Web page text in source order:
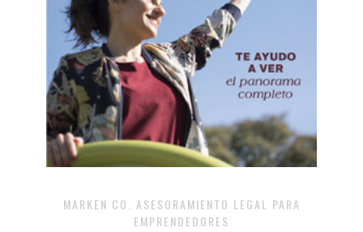
MARKEN CO. ASESORAMIENTO LEGAL PARA
EMPRENDEDORES